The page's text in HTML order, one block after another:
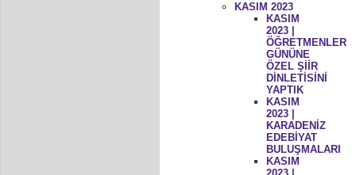
KASIM 2023
KASIM
2023 |
ÖĞRETMENLER
GÜNÜNE
ÖZEL ŞİİR
DİNLETİSİNİ
YAPTIK
KASIM
2023 |
KARADENİZ
EDEBİYAT
BULUŞMALARI
KASIM